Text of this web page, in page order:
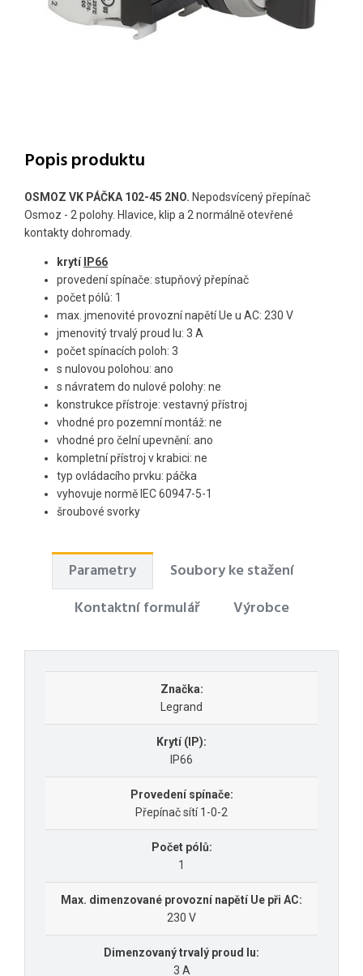
Popis produktu
OSMOZ VK PÁČKA 102-45 2NO. Nepodsvícený přepínač
Osmoz - 2 polohy. Hlavice, klip a 2 normálně otevřené
kontakty dohromady.
krytí IP66
provedení spínače: stupňový přepínač
počet pólů: 1
max. jmenovité provozní napětí Ue u AC: 230 V
jmenovitý trvalý proud Iu: 3 A
počet spínacích poloh: 3
s nulovou polohou: ano
s návratem do nulové polohy: ne
konstrukce přístroje: vestavný přístroj
vhodné pro pozemní montáž: ne
vhodné pro čelní upevnění: ano
kompletní přístroj v krabici: ne
typ ovládacího prvku: páčka
vyhovuje normě IEC 60947-5-1
šroubové svorky
Parametry
Soubory ke stažení
Kontaktní formulář
Výrobce
Značka:
Legrand
Krytí (IP):
IP66
Provedení spínače:
Přepínač sítí 1-0-2
Počet pólů:
1
Max. dimenzované provozní napětí Ue při AC:
230 V
Dimenzovaný trvalý proud Iu:
3 A